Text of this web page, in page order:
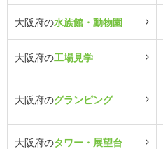
大阪府の水族館・動物園
大阪府の工場見学
大阪府のグランピング
大阪府のタワー・展望台